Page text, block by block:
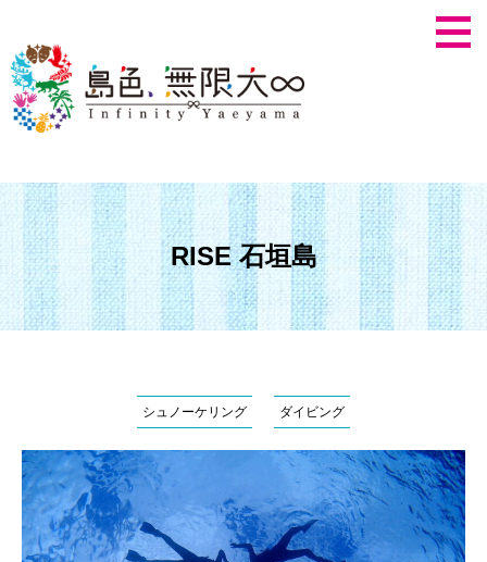
RISE 石垣島
シュノーケリング ダイビング